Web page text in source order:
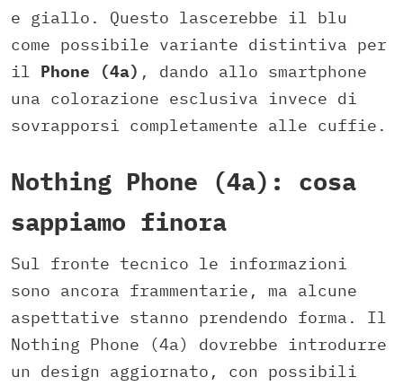
e giallo. Questo lascerebbe il blu
come possibile variante distintiva per
il Phone (4a) , dando allo smartphone
una colorazione esclusiva invece di
sovrapporsi completamente alle cuffie.
Nothing Phone (4a): cosa
sappiamo finora
Sul fronte tecnico le informazioni
sono ancora frammentarie, ma alcune
aspettative stanno prendendo forma. Il
Nothing Phone (4a) dovrebbe introdurre
un design aggiornato, con possibili